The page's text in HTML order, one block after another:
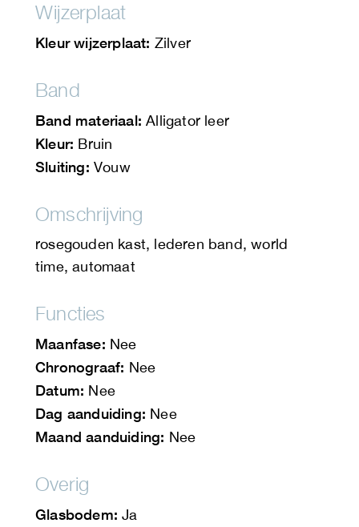
Wijzerplaat
Kleur wijzerplaat: Zilver
Band
Band materiaal: Alligator leer
Kleur: Bruin
Sluiting: Vouw
Omschrijving
rosegouden kast, lederen band, world
time, automaat
Functies
Maanfase: Nee
Chronograaf: Nee
Datum: Nee
Dag aanduiding: Nee
Maand aanduiding: Nee
Overig
Glasbodem: Ja